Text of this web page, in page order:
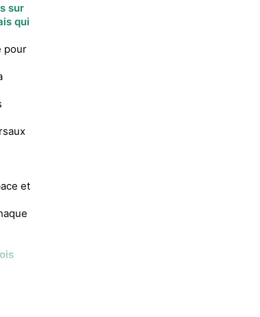
sur
qui
pour
et